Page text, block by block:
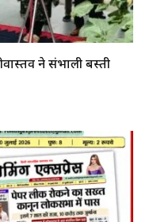
ने संभाली बस्ती